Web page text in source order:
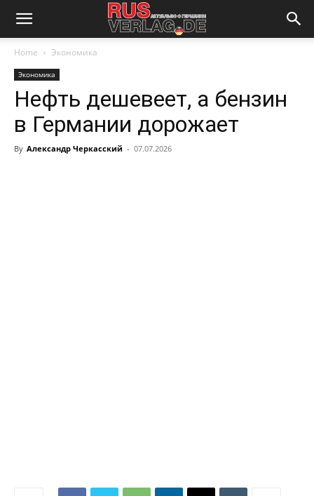
Home Экономика
Экономика
Нефть дешевеет, а бензин
в Германии дорожает
By Александр Черкасский - 07.07.2026